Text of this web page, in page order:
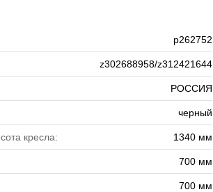
р262752
z302688958/z312421644
РОССИЯ
черный
кресла: 1340 мм
700 мм
700 мм